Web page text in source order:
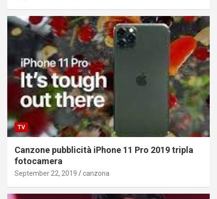
TV
Canzone pubblicità iPhone 11 Pro 2019 tripla
fotocamera
September 22, 2019 canzona